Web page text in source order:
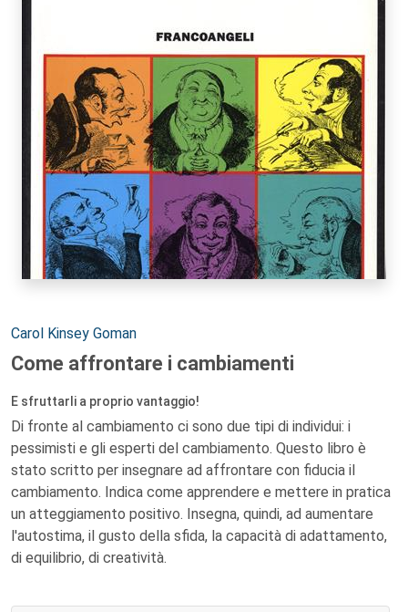
Autori:
Carol Kinsey Goman
Come affrontare i cambiamenti
E sfruttarli a proprio vantaggio!
Di fronte al cambiamento ci sono due tipi di individui: i
pessimisti e gli esperti del cambiamento. Questo libro è
stato scritto per insegnare ad affrontare con fiducia il
cambiamento. Indica come apprendere e mettere in pratica
un atteggiamento positivo. Insegna, quindi, ad aumentare
l'autostima, il gusto della sfida, la capacità di adattamento,
di equilibrio, di creatività.